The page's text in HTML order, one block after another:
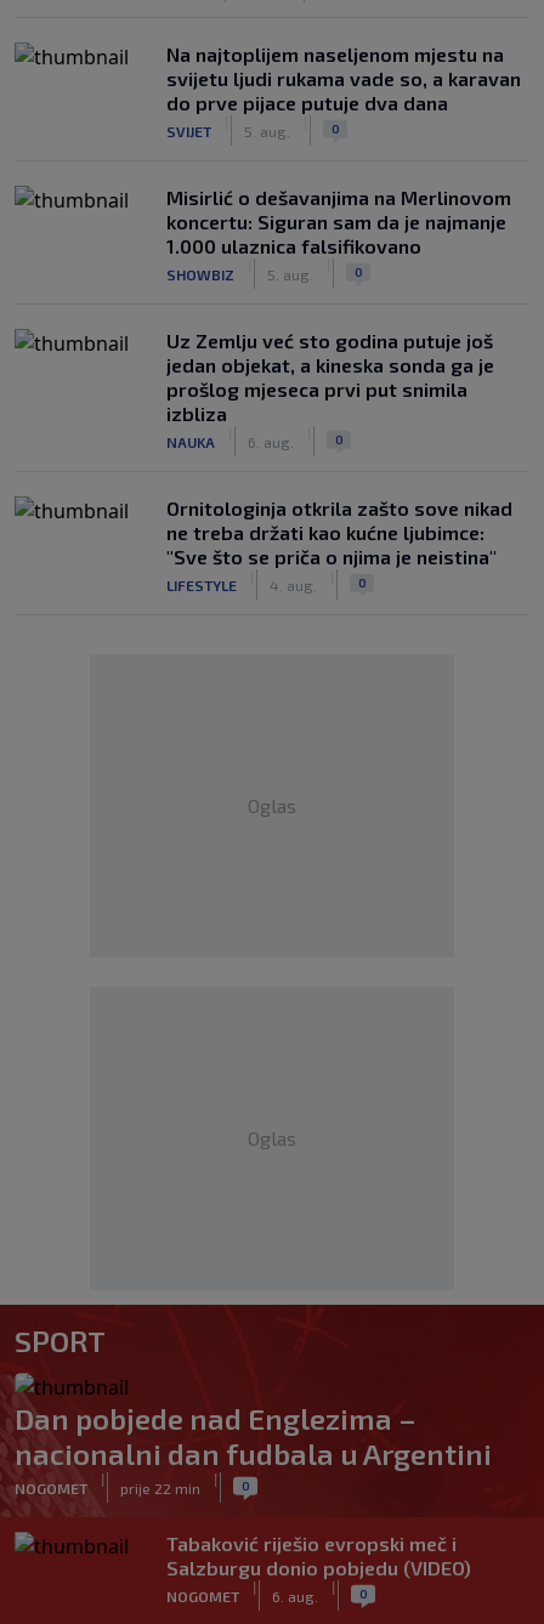
Na najtoplijem naseljenom mjestu na
svijetu ljudi rukama vade so, a karavan
do prve pijace putuje dva dana
SVIJET 5. aug. 0
Misirlić o dešavanjima na Merlinovom
koncertu: Siguran sam da je najmanje
1.000 ulaznica falsifikovano
SHOWBIZ 5. aug. 0
Uz Zemlju već sto godina putuje još
jedan objekat, a kineska sonda ga je
prošlog mjeseca prvi put snimila
izbliza
NAUKA 6. aug. 0
Ornitologinja otkrila zašto sove nikad
ne treba držati kao kućne ljubimce:
"Sve što se priča o njima je neistina"
LIFESTYLE 4. aug. 0
Oglas
Oglas
SPORT
Dan pobjede nad Englezima –
nacionalni dan fudbala u Argentini
NOGOMET
|
prije 22 min
| 0
Tabaković riješio evropski meč i
Salzburgu donio pobjedu (VIDEO)
NOGOMET
|
6. aug.
| 0